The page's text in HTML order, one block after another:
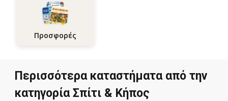
Προσφορές
Περισσότερα καταστήματα από την
κατηγορία Σπίτι & Κήπος